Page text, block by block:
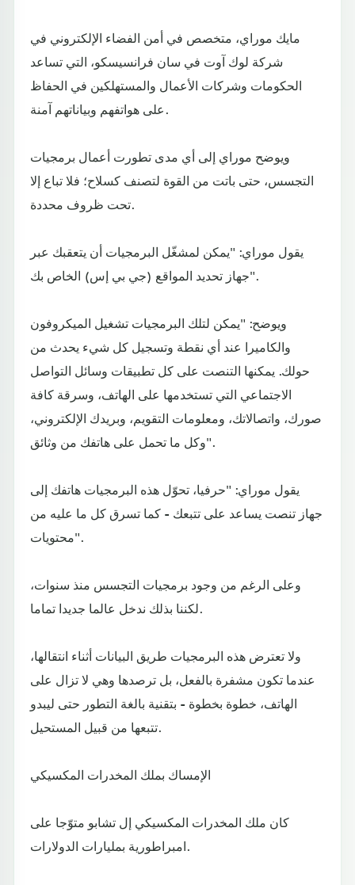
مايك موراي، متخصص في أمن الفضاء الإلكتروني في
شركة لوك آوت في سان فرانسيسكو، التي تساعد
الحكومات وشركات الأعمال والمستهلكين في الحفاظ
على هواتفهم وبياناتهم آمنة.
ويوضح موراي إلى أي مدى تطورت أعمال برمجيات
التجسس، حتى باتت من القوة لتصنف كسلاح؛ فلا تباع إلا
تحت ظروف محددة.
يقول موراي: "يمكن لمشغّل البرمجيات أن يتعقبك عبر
جهاز تحديد المواقع (جي بي إس) الخاص بك".
ويوضح: "يمكن لتلك البرمجيات تشغيل الميكروفون
والكاميرا عند أي نقطة وتسجيل كل شيء يحدث من
حولك. يمكنها التنصت على كل تطبيقات وسائل التواصل
الاجتماعي التي تستخدمها على الهاتف، وسرقة كافة
صورك، واتصالاتك، ومعلومات التقويم، وبريدك الإلكتروني،
وكل ما تحمل على هاتفك من وثائق".
يقول موراي: "حرفيا، تحوّل هذه البرمجيات هاتفك إلى
جهاز تنصت يساعد على تتبعك - كما تسرق كل ما عليه من
محتويات".
وعلى الرغم من وجود برمجيات التجسس منذ سنوات،
لكننا بذلك ندخل عالما جديدا تماما.
ولا تعترض هذه البرمجيات طريق البيانات أثناء انتقالها،
عندما تكون مشفرة بالفعل، بل ترصدها وهي لا تزال على
الهاتف، خطوة بخطوة - بتقنية بالغة التطور حتى ليبدو
تتبعها من قبيل المستحيل.
الإمساك بملك المخدرات المكسيكي
كان ملك المخدرات المكسيكي إل تشابو متوّجا على
امبراطورية بمليارات الدولارات.